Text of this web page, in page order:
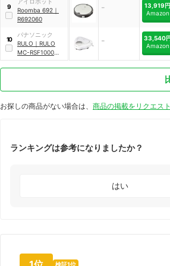
9
Roomba 692 ｜
R692060
-
13,919円
Amazon
10
パナソニック
RULO ｜ RULO
MC-RSF1000
MC-RSF1000
-
33,540
Amazon
お探しの商品がない場合は、 商品の掲載をリクエス
ランキングは参考になりましたか？
はい
検証1位